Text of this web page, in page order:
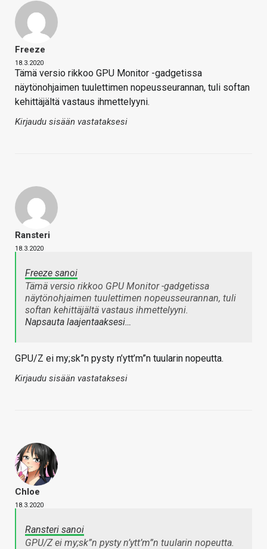
Freeze
18.3.2020
Tämä versio rikkoo GPU Monitor -gadgetissa
näytönohjaimen tuulettimen nopeusseurannan, tuli softan
kehittäjältä vastaus ihmettelyyni.
Kirjaudu sisään vastataksesi
Ransteri
18.3.2020
Freeze sanoi
Tämä versio rikkoo GPU Monitor -gadgetissa
näytönohjaimen tuulettimen nopeusseurannan, tuli
softan kehittäjältä vastaus ihmettelyyni.
Napsauta laajentaaksesi…
GPU/Z ei my;sk”n pysty n’ytt’m”n tuularin nopeutta.
Kirjaudu sisään vastataksesi
Chloe
18.3.2020
Ransteri sanoi
GPU/Z ei my;sk”n pysty n’ytt’m”n tuularin nopeutta.